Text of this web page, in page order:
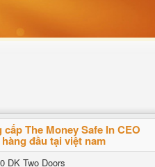
The Money Safe In CEO
đầu tại việt nam
DK Two Doors